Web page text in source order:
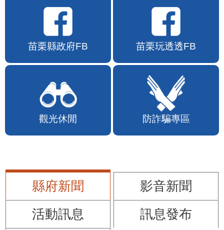
苗栗縣政府FB 苗栗玩透透FB
觀光休閒 防詐騙專區
縣府新聞
影音新聞
活動訊息
訊息發布